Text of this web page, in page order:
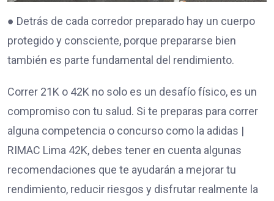
● Detrás de cada corredor preparado hay un cuerpo
protegido y consciente, porque prepararse bien
también es parte fundamental del rendimiento.
Correr 21K o 42K no solo es un desafío físico, es un
compromiso con tu salud. Si te preparas para correr
alguna competencia o concurso como la adidas |
RIMAC Lima 42K, debes tener en cuenta algunas
recomendaciones que te ayudarán a mejorar tu
rendimiento, reducir riesgos y disfrutar realmente la